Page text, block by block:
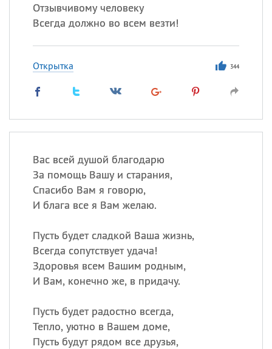
Отзывчивому человеку
Всегда должно во всем везти!
Открытка 344
Вас всей душой благодарю
За помощь Вашу и старания,
Спасибо Вам я говорю,
И блага все я Вам желаю.
Пусть будет сладкой Ваша жизнь,
Всегда сопутствует удача!
Здоровья всем Вашим родным,
И Вам, конечно же, в придачу.
Пусть будет радостно всегда,
Тепло, уютно в Вашем доме,
Пусть будут рядом все друзья,